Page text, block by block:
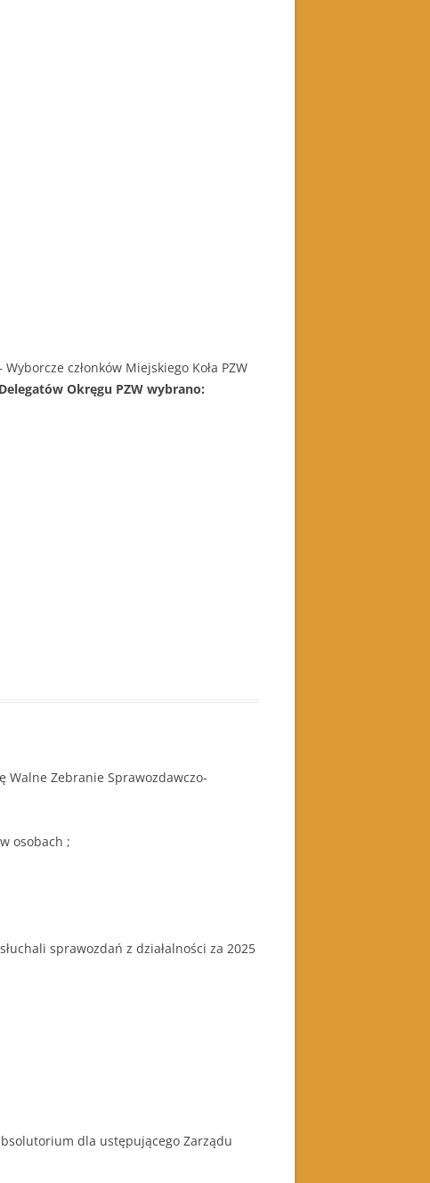
członków Miejskiego Koła PZW
Okręgu PZW wybrano:
Zebranie Sprawozdawczo-
osobach ;
sprawozdań z działalności za 2025
dla ustępującego Zarządu